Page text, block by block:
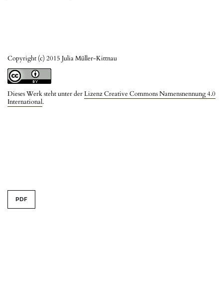
Copyright (c) 2015 Julia Müller-Kittnau
Dieses Werk steht unter derLizenz Creative Commons Namensnennung 4.0
International.
PDF